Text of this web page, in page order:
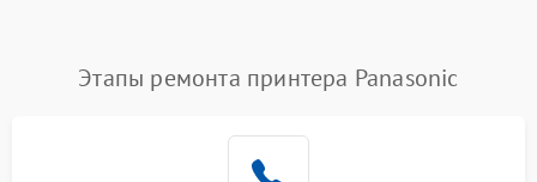
Этапы ремонта принтера Panasonic